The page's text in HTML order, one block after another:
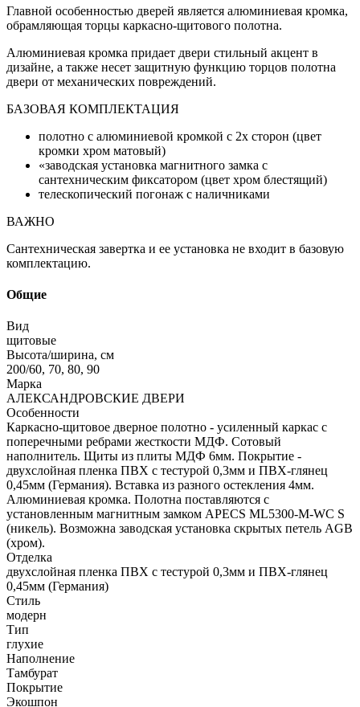
Главной особенностью дверей является алюминиевая кромка,
обрамляющая торцы каркасно-щитового полотна.
Алюминиевая кромка придает двери стильный акцент в
дизайне, а также несет защитную функцию торцов полотна
двери от механических повреждений.
БАЗОВАЯ КОМПЛЕКТАЦИЯ
полотно с алюминиевой кромкой с 2х сторон (цвет
кромки хром матовый)
«заводская установка магнитного замка с
сантехническим фиксатором (цвет хром блестящий)
телескопический погонаж с наличниками
ВАЖНО
Сантехническая завертка и ее установка не входит в базовую
комплектацию.
Общие
Вид
щитовые
Высота/ширина, см
200/60, 70, 80, 90
Марка
АЛЕКСАНДРОВСКИЕ ДВЕРИ
Особенности
Каркасно-щитовое дверное полотно - усиленный каркас с
поперечными ребрами жесткости МДФ. Сотовый
наполнитель. Щиты из плиты МДФ 6мм. Покрытие -
двухслойная пленка ПВХ с тестурой 0,3мм и ПВХ-глянец
0,45мм (Германия). Вставка из разного остекления 4мм.
Алюминиевая кромка. Полотна поставляются с
установленным магнитным замком APECS ML5300-M-WC S
(никель). Возможна заводская установка скрытых петель AGB
(хром).
Отделка
двухслойная пленка ПВХ с тестурой 0,3мм и ПВХ-глянец
0,45мм (Германия)
Стиль
модерн
Тип
глухие
Наполнение
Тамбурат
Покрытие
Экошпон